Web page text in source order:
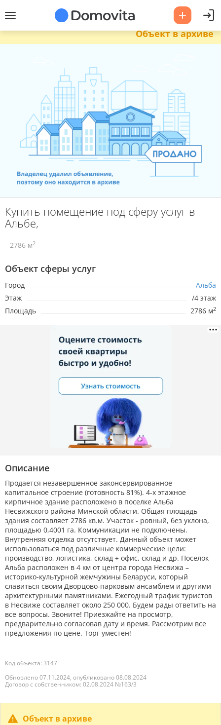
Объект в архиве
Купить помещение под сферу услуг в
Альбе,
2786 м2
Объект сферы услуг
Город
Альба
Этаж
/4 этаж
Площадь
2786 м2
Описание
Продается незавершенное законсервированное
капитальное строение (готовность 81%). 4-х этажное
кирпичное здание расположено в поселке Альба
Несвижского района Минской области. Общая площадь
здания составляет 2786 кв.м. Участок - ровный, без уклона,
площадью 0,4001 га. Коммуникации не подключены.
Внутренняя отделка отсутствует. Данный объект может
использоваться под различные коммерческие цели:
производство, логистика, склад + офис, склад и др. Поселок
Альба расположен в 4 км от центра города Несвижа –
историко-культурной жемчужины Беларуси, который
славиться своим Дворцово-парковым ансамблем и другими
архитектурными памятниками. Ежегодный трафик туристов
в Несвиже составляет около 250 000. Будем рады ответить на
все вопросы. Звоните! Приезжайте на просмотр,
предварительно согласовав дату и время. Рассмотрим все
предложения по цене. Торг уместен!
Код объекта: 3147
Обновлено 07.11.2024, опубликовано 08.08.2024
Договор с собственником: 02.08.2024 №163/3
Объект в архиве